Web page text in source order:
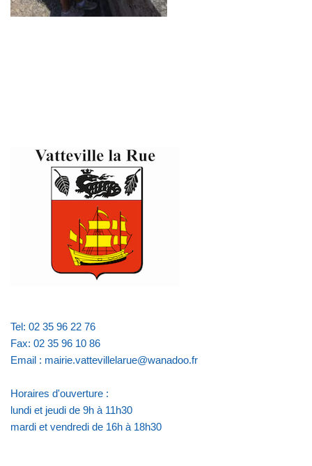
Tel: 02 35 96 22 76
Fax: 02 35 96 10 86
Email : mairie.vattevillelarue@wanadoo.fr
Horaires d'ouverture :
lundi et jeudi de 9h à 11h30
mardi et vendredi de 16h à 18h30